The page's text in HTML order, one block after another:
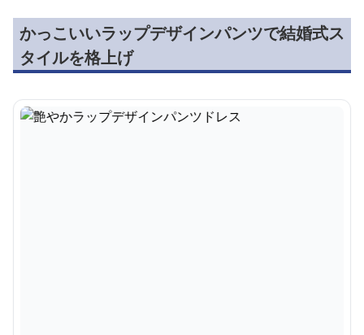
かっこいいラップデザインパンツで結婚式ス
タイルを格上げ